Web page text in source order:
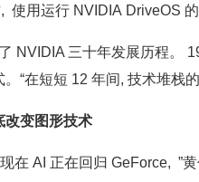
使用运行 NVIDIA DriveOS
NVIDIA 三十年发展历程
“在短短 12 年间, 技术堆栈
改变图形技术
在 AI 正在回归 GeForce, ”